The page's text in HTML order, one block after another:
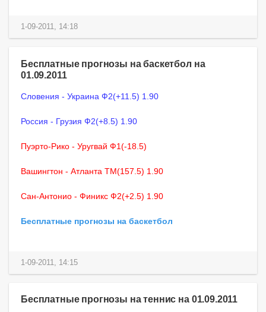
1-09-2011, 14:18
Бесплатные прогнозы на баскетбол на
01.09.2011
Словения - Украина Ф2(+11.5) 1.90
Россия - Грузия Ф2(+8.5) 1.90
Пуэрто-Рико - Уругвай Ф1(-18.5)
Вашингтон - Атланта ТМ(157.5) 1.90
Сан-Антонио - Финикс Ф2(+2.5) 1.90
Бесплатные прогнозы на баскетбол
1-09-2011, 14:15
Бесплатные прогнозы на теннис на 01.09.2011